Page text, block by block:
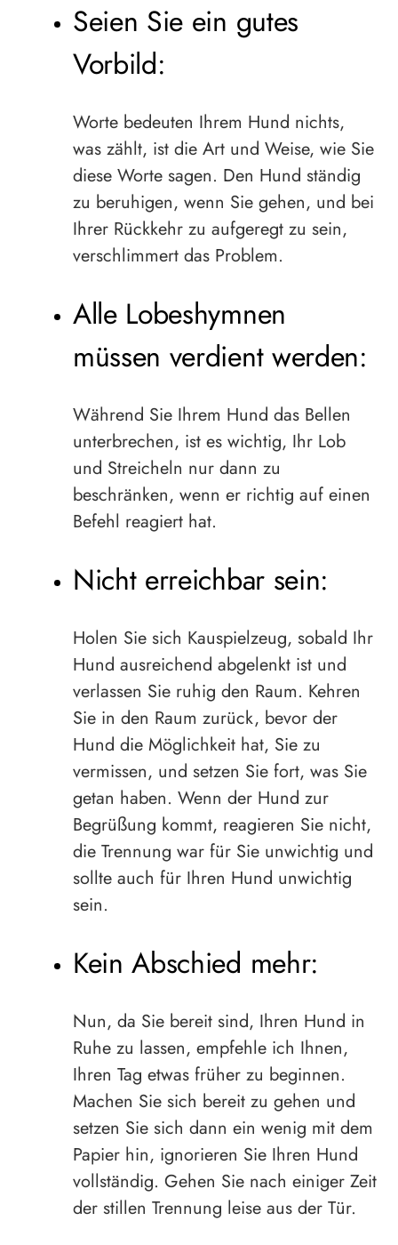
Seien Sie ein gutes
Vorbild:
Worte bedeuten Ihrem Hund nichts,
was zählt, ist die Art und Weise, wie Sie
diese Worte sagen. Den Hund ständig
zu beruhigen, wenn Sie gehen, und bei
Ihrer Rückkehr zu aufgeregt zu sein,
verschlimmert das Problem.
Alle Lobeshymnen
müssen verdient werden:
Während Sie Ihrem Hund das Bellen
unterbrechen, ist es wichtig, Ihr Lob
und Streicheln nur dann zu
beschränken, wenn er richtig auf einen
Befehl reagiert hat.
Nicht erreichbar sein:
Holen Sie sich Kauspielzeug, sobald Ihr
Hund ausreichend abgelenkt ist und
verlassen Sie ruhig den Raum. Kehren
Sie in den Raum zurück, bevor der
Hund die Möglichkeit hat, Sie zu
vermissen, und setzen Sie fort, was Sie
getan haben. Wenn der Hund zur
Begrüßung kommt, reagieren Sie nicht,
die Trennung war für Sie unwichtig und
sollte auch für Ihren Hund unwichtig
sein.
Kein Abschied mehr:
Nun, da Sie bereit sind, Ihren Hund in
Ruhe zu lassen, empfehle ich Ihnen,
Ihren Tag etwas früher zu beginnen.
Machen Sie sich bereit zu gehen und
setzen Sie sich dann ein wenig mit dem
Papier hin, ignorieren Sie Ihren Hund
vollständig. Gehen Sie nach einiger Zeit
der stillen Trennung leise aus der Tür.